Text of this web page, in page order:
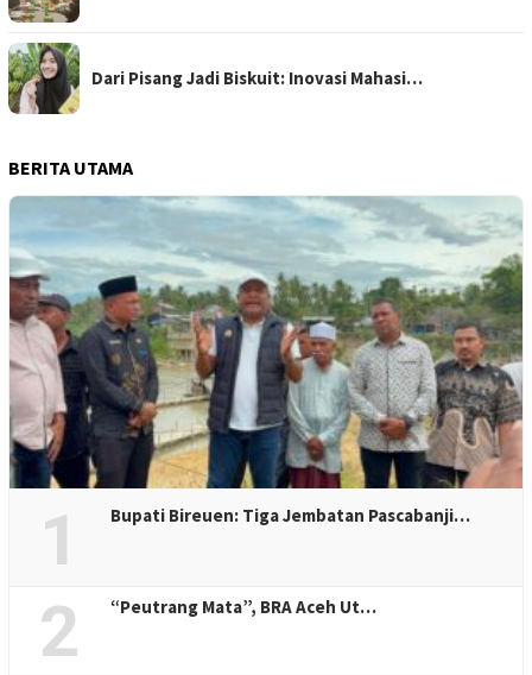
Dari Pisang Jadi Biskuit: Inovasi Mahasi…
BERITA UTAMA
1 Bupati Bireuen: Tiga Jembatan Pascabanji…
2 “Peutrang Mata”, BRA Aceh Ut…